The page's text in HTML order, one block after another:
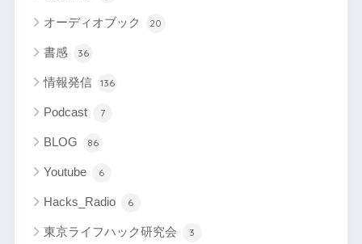
オーディオブック 20
書感 36
情報発信 136
Podcast 7
BLOG 86
Youtube 6
Hacks_Radio 6
東京ライフハック研究会 3